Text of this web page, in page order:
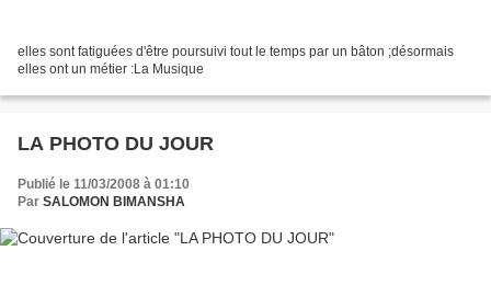
elles sont fatiguées d'être poursuivi tout le temps par un bâton ;désormais
elles ont un métier :La Musique
LA PHOTO DU JOUR
Publié le 11/03/2008 à 01:10
Par SALOMON BIMANSHA